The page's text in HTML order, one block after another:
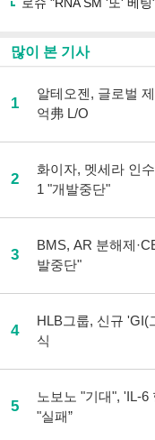
많이 본 기사
1
알테오젠, 글로벌
억弗 L/O
2
화이자, 멧세라 인
1 "개발중단"
3
BMS, AR 분해제
발중단"
4
HLB그룹, 신규 'GI(
식
5
노보노 "기대", 'IL-
"실패”